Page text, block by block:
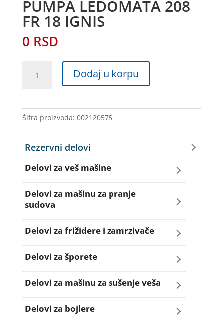
PUMPA LEDOMATA 208
FR 18 IGNIS
0 RSD
LEDOMATA
18
Dodaj u korpu
Šifra proizvoda: 002120575
Rezervni delovi
Delovi za veš mašine
Amortizeri za veš mašinu
Delovi za mašinu za pranje
sudova
Creva za sudo mašine
Dihtunzi za sudo mašine
Elektroventili za sudo mašine
Filteri za sudo mašine
Delovi za frižidere i zamrzivače
Aqua filteri za frižidere
Dihtunzi za frižidere i zamrzivače
Elektronika za frižidere i zamrzivače
Delovi za šporete
Dihtunzi za šporete
Dugmad za šporete
Delovi za mašinu za sušenje veša
Dihtunzi mašine za sušenje veša
Delovi za bojlere